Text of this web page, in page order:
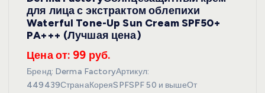
для лица с экстрактом облепихи
Waterful Tone-Up Sun Cream SPF50+
PA+++ (Лучшая цена)
Цена от: 99 руб.
Бренд: Derma FactoryАртикул:
449439СтранаКореяSPFSPF 50 и вышеОт